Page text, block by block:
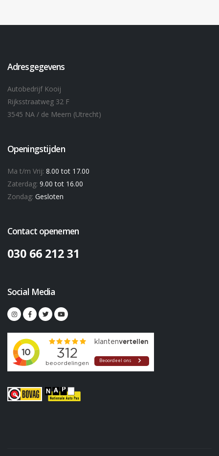
Adresgegevens
Autobedrijf Kooij
Rijksstraatweg 32 F
3545 NA / de Meern (Utrecht)
Openingstijden
Ma t/m Vrij: 8.00 tot 17.00
Zaterdag: 9.00 tot 16.00
Zondag: Gesloten
Contact openemen
030 66 212 31
Social Media